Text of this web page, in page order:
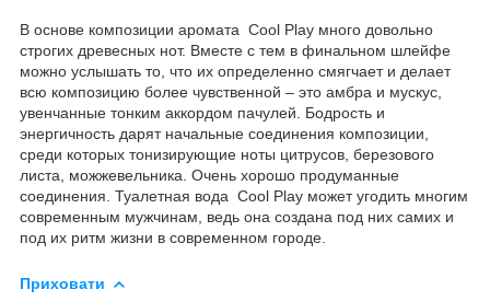
В основе композиции аромата Cool Play много довольно
строгих древесных нот. Вместе с тем в финальном шлейфе
можно услышать то, что их определенно смягчает и делает
всю композицию более чувственной – это амбра и мускус,
увенчанные тонким аккордом пачулей. Бодрость и
энергичность дарят начальные соединения композиции,
среди которых тонизирующие ноты цитрусов, березового
листа, можжевельника. Очень хорошо продуманные
соединения. Туалетная вода Cool Play может угодить многим
современным мужчинам, ведь она создана под них самих и
под их ритм жизни в современном городе.
Приховати